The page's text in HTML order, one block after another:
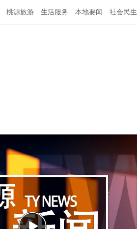
桃源旅游 生活服务 本地要闻 社会民生